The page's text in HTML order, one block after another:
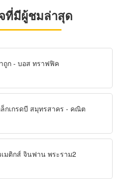
ที่มีผู้ชมล่าสุด
ถูก - บอส ทราฟฟิค
กเกรดบี สมุทรสาคร - คณิต
มติกส์ จินฟาน พระราม2